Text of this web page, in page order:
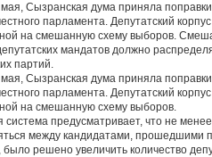
мая, Сызранская дума приняла
парламента. Депутатский
на смешанную схему выборов.
мандатов должно
партий.
мая, Сызранская дума приняла
парламента. Депутатский
на смешанную схему выборов.
предусматривает, что не
между кандидатами, прошедшими
было решено увеличить количество